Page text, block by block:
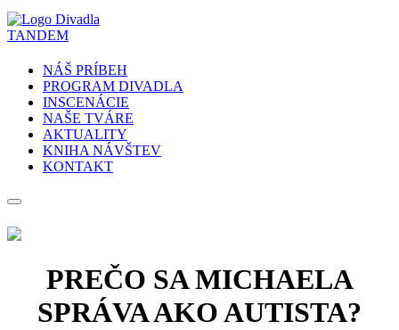
NÁŠ PRÍBEH
PROGRAM DIVADLA
INSCENÁCIE
NAŠE TVÁRE
AKTUALITY
KNIHA NÁVŠTEV
KONTAKT
PREČO SA MICHAELA
SPRÁVA AKO AUTISTA?